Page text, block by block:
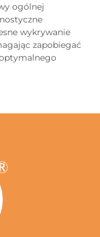
ogólnej
wykrywanie
zapobiegać